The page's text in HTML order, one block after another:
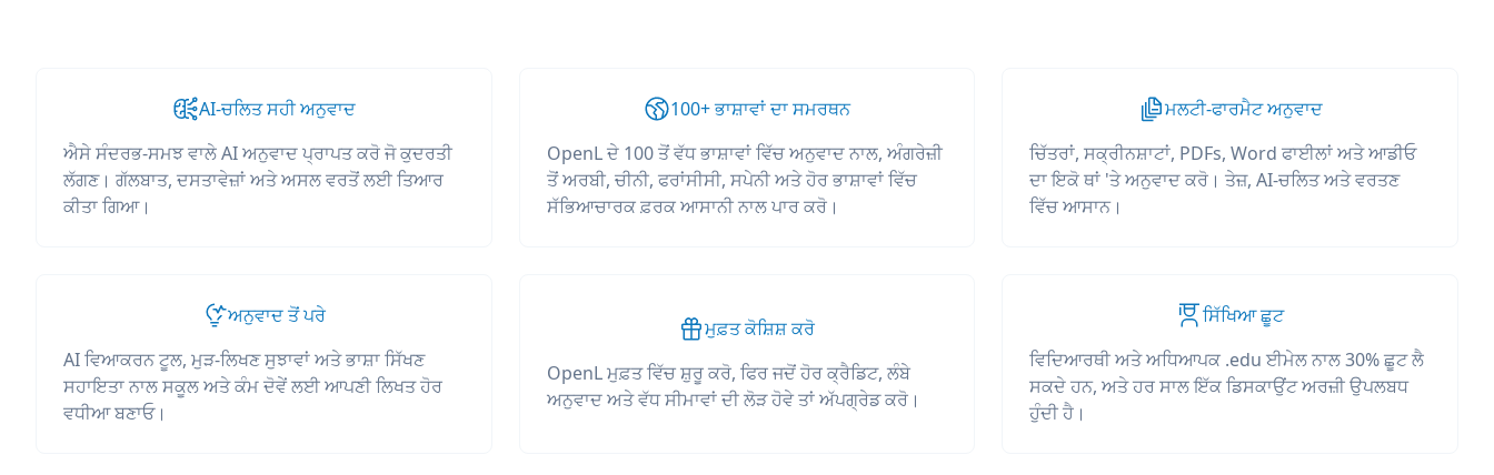
AI-ਚਲਿਤ ਸਹੀ ਅਨੁਵਾਦ
ਐਸੇ ਸੰਦਰਭ-ਸਮਝ ਵਾਲੇ AI ਅਨੁਵਾਦ ਪ੍ਰਾਪਤ ਕਰੋ ਜੋ ਕੁਦਰਤੀ
ਲੱਗਣ। ਗੱਲਬਾਤ, ਦਸਤਾਵੇਜ਼ਾਂ ਅਤੇ ਅਸਲ ਵਰਤੋਂ ਲਈ ਤਿਆਰ
ਕੀਤਾ ਗਿਆ।
100+ ਭਾਸ਼ਾਵਾਂ ਦਾ ਸਮਰਥਨ
OpenL ਦੇ 100 ਤੋਂ ਵੱਧ ਭਾਸ਼ਾਵਾਂ ਵਿੱਚ ਅਨੁਵਾਦ ਨਾਲ, ਅੰਗਰੇਜ਼ੀ
ਤੋਂ ਅਰਬੀ, ਚੀਨੀ, ਫਰਾਂਸੀਸੀ, ਸਪੇਨੀ ਅਤੇ ਹੋਰ ਭਾਸ਼ਾਵਾਂ ਵਿੱਚ
ਸੱਭਿਆਚਾਰਕ ਫ਼ਰਕ ਆਸਾਨੀ ਨਾਲ ਪਾਰ ਕਰੋ।
ਮਲਟੀ-ਫਾਰਮੈਟ ਅਨੁਵਾਦ
ਚਿੱਤਰਾਂ, ਸਕ੍ਰੀਨਸ਼ਾਟਾਂ, PDFs, Word ਫਾਈਲਾਂ ਅਤੇ ਆਡੀਓ
ਦਾ ਇਕੋ ਥਾਂ 'ਤੇ ਅਨੁਵਾਦ ਕਰੋ। ਤੇਜ਼, AI-ਚਲਿਤ ਅਤੇ ਵਰਤਣ
ਵਿੱਚ ਆਸਾਨ।
ਅਨੁਵਾਦ ਤੋਂ ਪਰੇ
AI ਵਿਆਕਰਨ ਟੂਲ, ਮੁੜ-ਲਿਖਣ ਸੁਝਾਵਾਂ ਅਤੇ ਭਾਸ਼ਾ ਸਿੱਖਣ
ਸਹਾਇਤਾ ਨਾਲ ਸਕੂਲ ਅਤੇ ਕੰਮ ਦੋਵੇਂ ਲਈ ਆਪਣੀ ਲਿਖਤ ਹੋਰ
ਵਧੀਆ ਬਣਾਓ।
ਮੁਫ਼ਤ ਕੋਸ਼ਿਸ਼ ਕਰੋ
OpenL ਮੁਫ਼ਤ ਵਿੱਚ ਸ਼ੁਰੂ ਕਰੋ, ਫਿਰ ਜਦੋਂ ਹੋਰ ਕ੍ਰੈਡਿਟ, ਲੰਬੇ
ਅਨੁਵਾਦ ਅਤੇ ਵੱਧ ਸੀਮਾਵਾਂ ਦੀ ਲੋੜ ਹੋਵੇ ਤਾਂ ਅੱਪਗ੍ਰੇਡ ਕਰੋ।
ਸਿੱਖਿਆ ਛੂਟ
ਵਿਦਿਆਰਥੀ ਅਤੇ ਅਧਿਆਪਕ .edu ਈਮੇਲ ਨਾਲ 30% ਛੂਟ ਲੈ
ਸਕਦੇ ਹਨ, ਅਤੇ ਹਰ ਸਾਲ ਇੱਕ ਡਿਸਕਾਉਂਟ ਅਰਜ਼ੀ ਉਪਲਬਧ
ਹੁੰਦੀ ਹੈ।